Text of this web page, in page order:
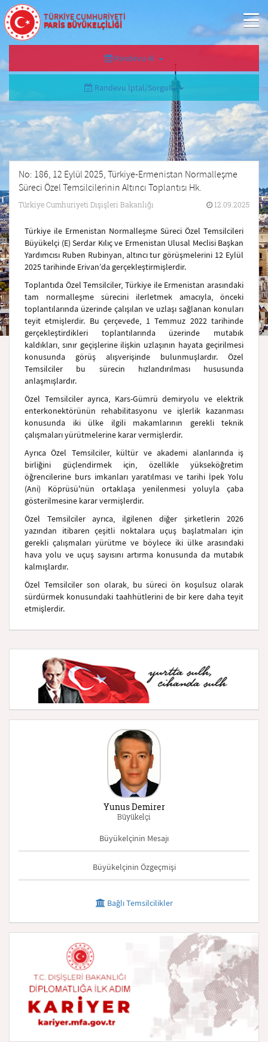
TÜRKİYE CUMHURİYETİ
PARİS BÜYÜKELÇİLİĞİ
Randevu Al
Randevu İptal/Sorgula
No: 186, 12 Eylül 2025, Türkiye-Ermenistan Normalleşme
Süreci Özel Temsilcilerinin Altıncı Toplantısı Hk.
Türkiye Cumhuriyeti Dışişleri Bakanlığı 12.09.2025
Türkiye ile Ermenistan Normalleşme Süreci Özel Temsilcileri
Büyükelçi (E) Serdar Kılıç ve Ermenistan Ulusal Meclisi Başkan
Yardımcısı Ruben Rubinyan, altıncı tur görüşmelerini 12 Eylül
2025 tarihinde Erivan’da gerçekleştirmişlerdir.
Toplantıda Özel Temsilciler, Türkiye ile Ermenistan arasındaki
tam normalleşme sürecini ilerletmek amacıyla, önceki
toplantılarında üzerinde çalışılan ve uzlaşı sağlanan konuları
teyit etmişlerdir. Bu çerçevede, 1 Temmuz 2022 tarihinde
gerçekleştirdikleri toplantılarında üzerinde mutabık
kaldıkları, sınır geçişlerine ilişkin uzlaşının hayata geçirilmesi
konusunda görüş alışverişinde bulunmuşlardır. Özel
Temsilciler bu sürecin hızlandırılması hususunda
anlaşmışlardır.
Özel Temsilciler ayrıca, Kars-Gümrü demiryolu ve elektrik
enterkonektörünün rehabilitasyonu ve işlerlik kazanması
konusunda iki ülke ilgili makamlarının gerekli teknik
çalışmaları yürütmelerine karar vermişlerdir.
Ayrıca Özel Temsilciler, kültür ve akademi alanlarında iş
birliğini güçlendirmek için, özellikle yükseköğretim
öğrencilerine burs imkanları yaratılması ve tarihi İpek Yolu
(Ani) Köprüsü'nün ortaklaşa yenilenmesi yoluyla çaba
gösterilmesine karar vermişlerdir.
Özel Temsilciler ayrıca, ilgilenen diğer şirketlerin 2026
yazından itibaren çeşitli noktalara uçuş başlatmaları için
gerekli çalışmaları yürütme ve böylece iki ülke arasındaki
hava yolu ve uçuş sayısını artırma konusunda da mutabık
kalmışlardır.
Özel Temsilciler son olarak, bu süreci ön koşulsuz olarak
sürdürmek konusundaki taahhütlerini de bir kere daha teyit
etmişlerdir.
Yunus Demirer
Büyükelçi
Büyükelçinin Mesajı
Büyükelçinin Özgeçmişi
Bağlı Temsilcilikler